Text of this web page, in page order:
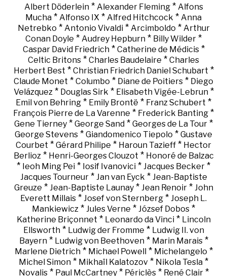
Albert Döderlein* Alexander Fleming* Alfons
Mucha * Alfonso IX * Alfred Hitchcock * Anna
Netrebko * Antonio Vivaldi* Arcimboldo * Arthur
Conan Doyle * Audrey Hepburn * Billy Wilder *
Caspar David Friedrich* Catherine de Médicis*
Celtic Britons * Charles Baudelaire * Charles
Herbert Best * Christian Friedrich Daniel Schubart *
Claude Monet * Columbo * Diane de Poitiers * Diego
Velázquez * Douglas Sirk * Elisabeth Vigée-Lebrun*
Emil von Behring * Emily Brontë * Franz Schubert *
François Pierre de La Varenne * Frederick Banting *
Gene Tierney * George Sand * Georges de La Tour *
George Stevens * Giandomenico Tiepolo * Gustave
Courbet * Gérard Philipe * Haroun Tazieff * Hector
Berlioz * Henri-Georges Clouzot * Honoré de Balzac
* Ieoh Ming Pei * Iosif Ivanovici * Jacques Becker *
Jacques Tourneur* Jan van Eyck * Jean-Baptiste
Greuze * Jean-Baptiste Launay* Jean Renoir* John
Everett Millais * Josef von Sternberg * Joseph L.
Mankiewicz * Jules Verne * József Dobos *
Katherine Briçonnet * Leonardo da Vinci* Lincoln
Ellsworth* Ludwig der Fromme * Ludwig II. von
Bayern* Ludwig von Beethoven* Marin Marais*
Marlene Dietrich* Michael Powell* Michelangelo *
Michel Simon * Mikhaïl Kalatozov * Nikola Tesla *
Novalis* Paul McCartney* Périclès* René Clair*